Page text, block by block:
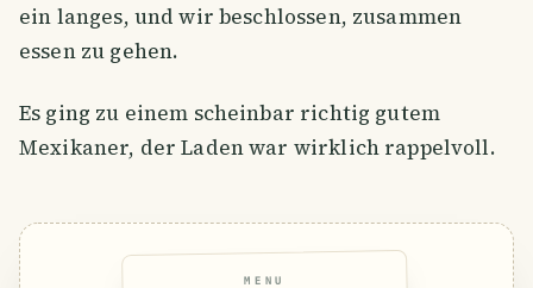
ein langes, und wir beschlossen, zusammen
essen zu gehen.
Es ging zu einem scheinbar richtig gutem
Mexikaner, der Laden war wirklich rappelvoll.
MENU